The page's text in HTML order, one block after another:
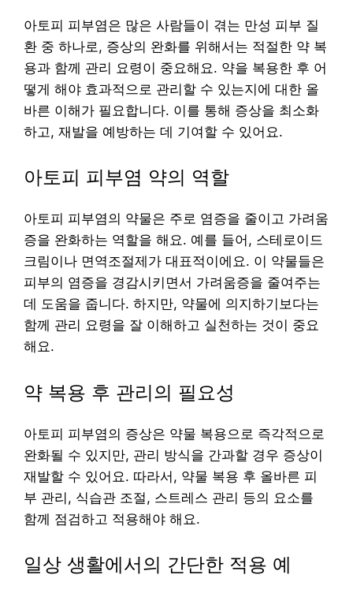
아토피 피부염은 많은 사람들이 겪는 만성 피부 질
환 중 하나로, 증상의 완화를 위해서는 적절한 약 복
용과 함께 관리 요령이 중요해요. 약을 복용한 후 어
떻게 해야 효과적으로 관리할 수 있는지에 대한 올
바른 이해가 필요합니다. 이를 통해 증상을 최소화
하고, 재발을 예방하는 데 기여할 수 있어요.
아토피 피부염 약의 역할
아토피 피부염의 약물은 주로 염증을 줄이고 가려움
증을 완화하는 역할을 해요. 예를 들어, 스테로이드
크림이나 면역조절제가 대표적이에요. 이 약물들은
피부의 염증을 경감시키면서 가려움증을 줄여주는
데 도움을 줍니다. 하지만, 약물에 의지하기보다는
함께 관리 요령을 잘 이해하고 실천하는 것이 중요
해요.
약 복용 후 관리의 필요성
아토피 피부염의 증상은 약물 복용으로 즉각적으로
완화될 수 있지만, 관리 방식을 간과할 경우 증상이
재발할 수 있어요. 따라서, 약물 복용 후 올바른 피
부 관리, 식습관 조절, 스트레스 관리 등의 요소를
함께 점검하고 적용해야 해요.
일상 생활에서의 간단한 적용 예